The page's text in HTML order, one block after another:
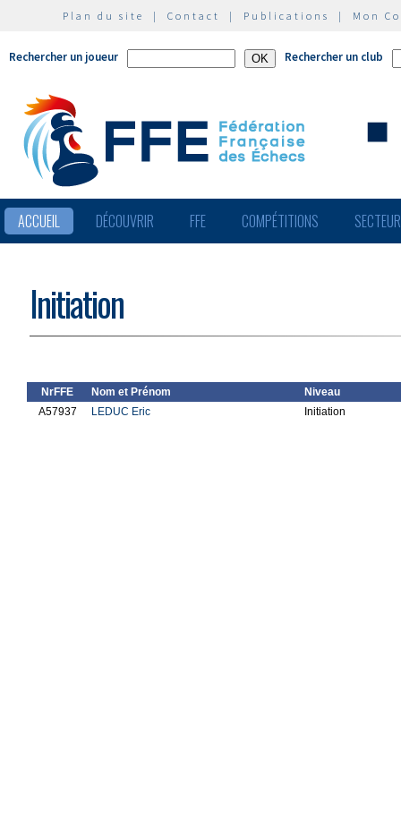
Plan du site | Contact | Publications | Mon
Rechercher un joueur Rechercher un club
ACCUEIL DÉCOUVRIR FFE COMPÉTITIONS
Initiation
NrFFE Nom et Prénom
Niveau
A57937
LEDUC Eric Initiation